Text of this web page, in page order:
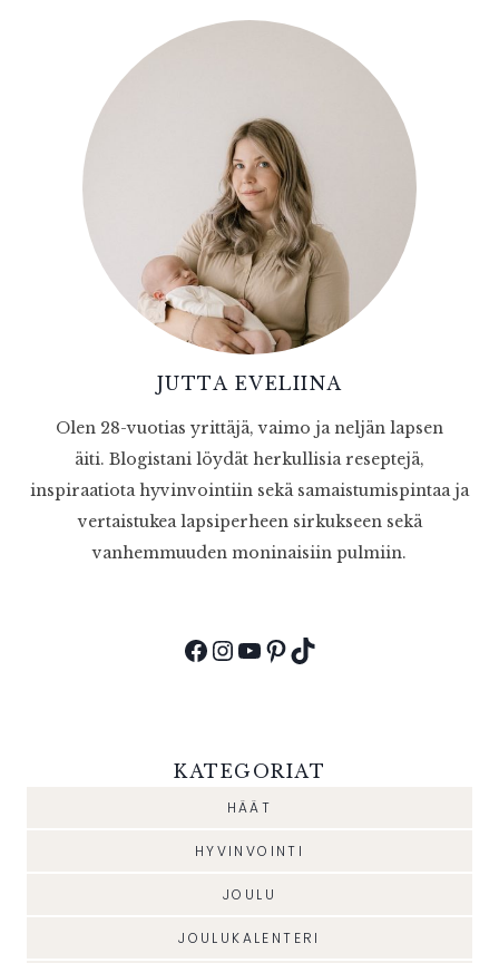
JUTTA EVELIINA
Olen 28-vuotias yrittäjä, vaimo ja neljän lapsen
äiti. Blogistani löydät herkullisia reseptejä,
inspiraatiota hyvinvointiin sekä samaistumispintaa ja
vertaistukea lapsiperheen sirkukseen sekä
vanhemmuuden moninaisiin pulmiin.
Facebook
Instagram
YouTube
Pinterest
TikTok
KATEGORIAT
HÄÄT
HYVINVOINTI
JOULU
JOULUKALENTERI